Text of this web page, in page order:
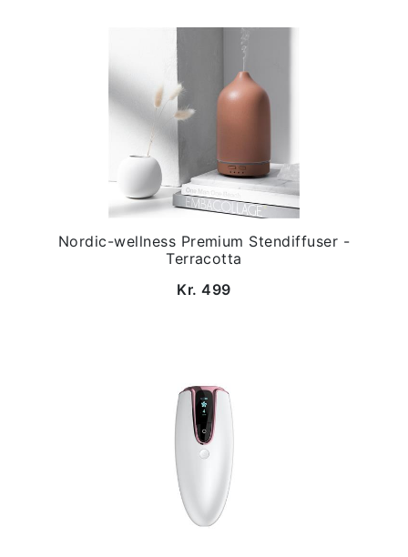
Nordic-wellness Premium Stendiffuser -
Terracotta
Kr. 499